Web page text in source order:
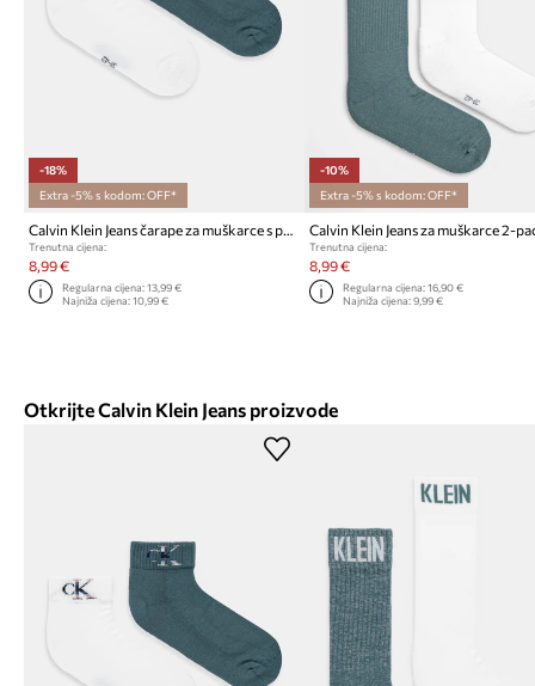
-18%
Extra -5% s kodom: OFF*
Calvin Klein Jeans čarape za muškarce s pamukom 2-pack
Trenutna cijena:
8,99 €
Regularna cijena:13,99 €
Najniža cijena:10,99 €
-10%
Extra -5% s kodom: OFF*
Calvin Klein Jeans za muškarce 2-
Trenutna cijena:
8,99 €
Regularna cijena: 16,90 €
Najniža cijena: 9,99 €
Otkrijte Calvin Klein Jeans proizvode